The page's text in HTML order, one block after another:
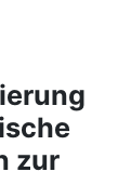
zur